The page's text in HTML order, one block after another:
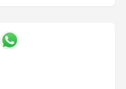
bilgilendireceğiz.